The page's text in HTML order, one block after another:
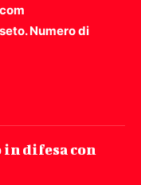
Numero di
difesa con